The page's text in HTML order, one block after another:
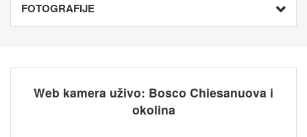
FOTOGRAFIJE
Web kamera uživo: Bosco Chiesanuova i
okolina